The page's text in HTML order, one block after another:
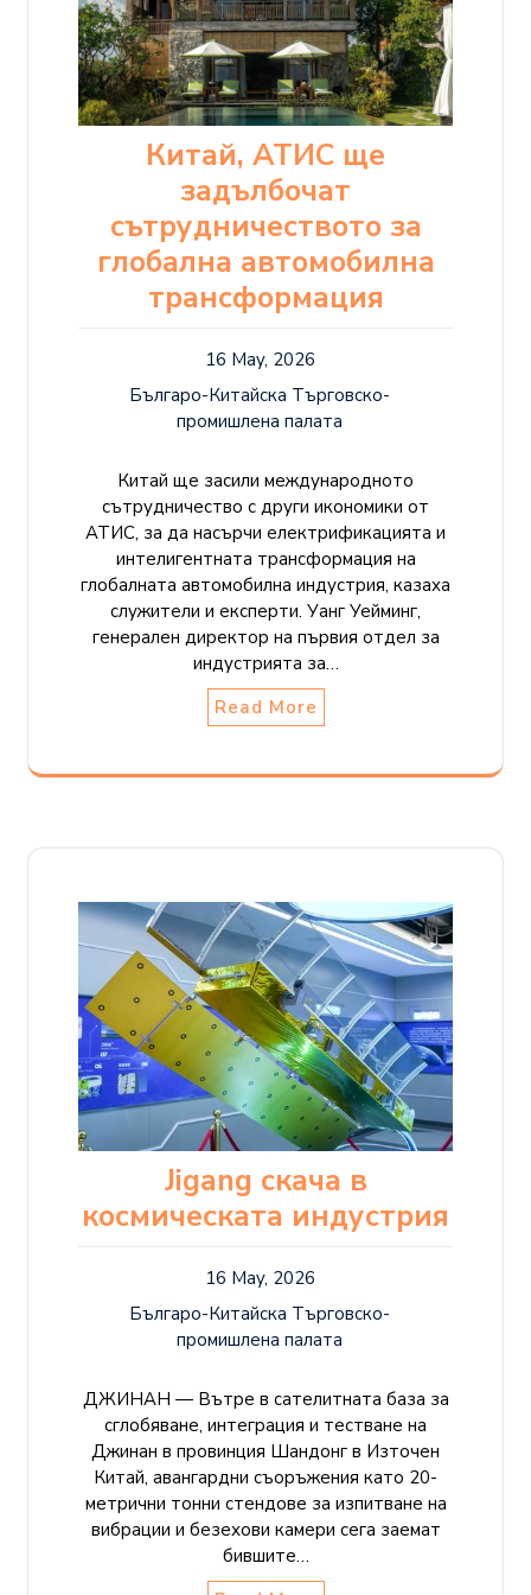
Китай, АТИС ще
задълбочат
сътрудничеството за
глобална автомобилна
трансформация
16 May, 2026
Българо-Китайска Търговско-
промишлена палaта
Китай ще засили международното
сътрудничество с други икономики от
АТИС, за да насърчи електрификацията и
интелигентната трансформация на
глобалната автомобилна индустрия, казаха
служители и експерти. Уанг Уейминг,
генерален директор на първия отдел за
индустрията за…
Read More
Jigang скача в
космическата индустрия
16 May, 2026
Българо-Китайска Търговско-
промишлена палaта
ДЖИНАН — Вътре в сателитната база за
сглобяване, интеграция и тестване на
Джинан в провинция Шандонг в Източен
Китай, авангардни съоръжения като 20-
метрични тонни стендове за изпитване на
вибрации и безехови камери сега заемат
бившите…